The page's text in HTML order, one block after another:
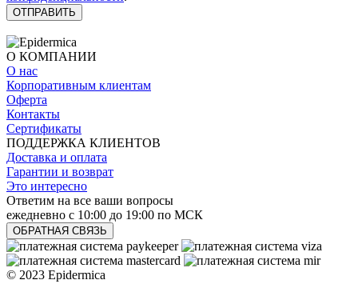
ОТПРАВИТЬ
О КОМПАНИИ
О нас
Корпоративным клиентам
Оферта
Контакты
Сертификаты
ПОДДЕРЖКА КЛИЕНТОВ
Доставка и оплата
Гарантии и возврат
Это интересно
Ответим на все ваши вопросы
ежедневно с 10:00 до 19:00 по МСК
ОБРАТНАЯ СВЯЗЬ
© 2023 Epidermica